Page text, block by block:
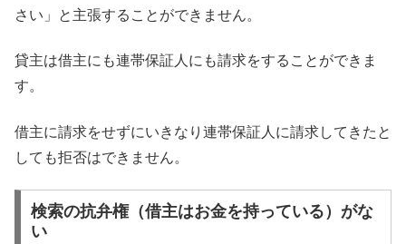
さい」と主張することができません。
貸主は借主にも連帯保証人にも請求をすることができま
す。
借主に請求をせずにいきなり連帯保証人に請求してきたと
しても拒否はできません。
検索の抗弁権（借主はお金を持っている）がな
い